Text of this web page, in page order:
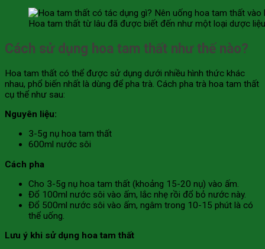
Hoa tam thất từ lâu đã được biết đến như một loại dược
Cách sử dụng hoa tam thất như thế nào?
Hoa tam thất có thể được sử dụng dưới nhiều hình thức khác
nhau, phổ biến nhất là dùng để pha trà. Cách pha trà hoa tam thất
cụ thể như sau:
Nguyên liệu:
3-5g nụ hoa tam thất
600ml nước sôi
Cách pha
Cho 3-5g nụ hoa tam thất (khoảng 15-20 nụ) vào ấm.
Đổ 100ml nước sôi vào ấm, lắc nhẹ rồi đổ bỏ nước này.
Đổ 500ml nước sôi vào ấm, ngâm trong 10-15 phút là có
thể uống.
Lưu ý khi sử dụng hoa tam thất